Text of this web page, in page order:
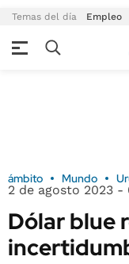
Temas del día Empleo
ámbito Mundo
2 de agosto 2023 -
Dólar blue